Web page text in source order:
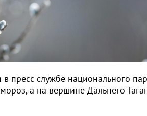
пресс-службе национального
а на вершине Дальнего